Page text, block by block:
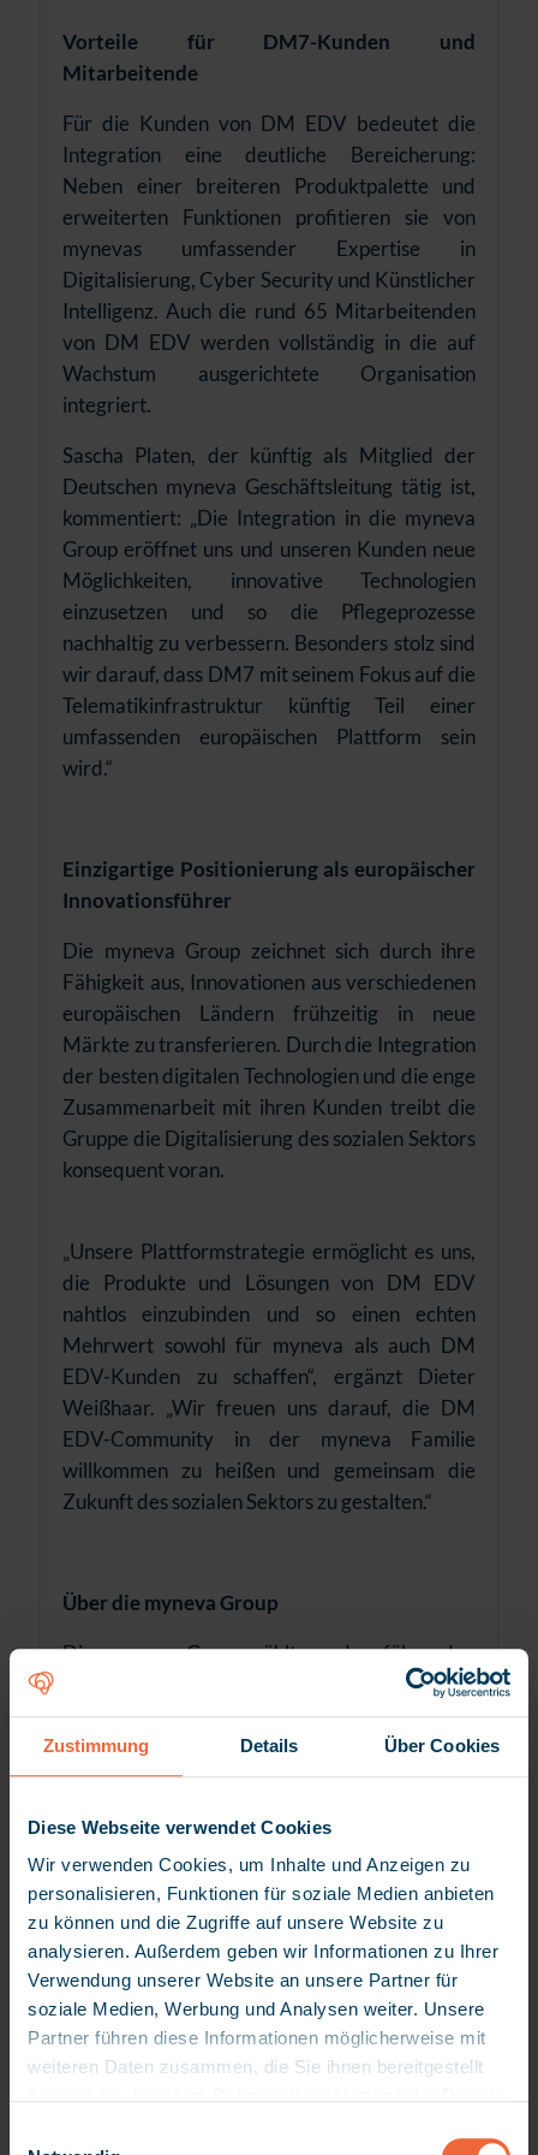
Zustimmung Details Über Cookies
Diese Webseite verwendet Cookies
Wir verwenden Cookies, um Inhalte und Anzeigen zu
personalisieren, Funktionen für soziale Medien anbieten
zu können und die Zugriffe auf unsere Website zu
analysieren. Außerdem geben wir Informationen zu Ihrer
Verwendung unserer Website an unsere Partner für
soziale Medien, Werbung und Analysen weiter. Unsere
Partner führen diese Informationen möglicherweise mit
weiteren Daten zusammen, die Sie ihnen bereitgestellt
Vorteile für DM7-Kunden und
Mitarbeitende
Für die Kunden von DM EDV bedeutet die
Integration eine deutliche Bereicherung:
Neben einer breiteren Produktpalette und
erweiterten Funktionen profitieren sie von
mynevas umfassender Expertise in
Digitalisierung, Cyber Security und Künstlicher
Intelligenz. Auch die rund 65 Mitarbeitenden
von DM EDV werden vollständig in die auf
Wachstum ausgerichtete Organisation
integriert.
Sascha Platen, der künftig als Mitglied der
Deutschen myneva Geschäftsleitung tätig ist,
kommentiert: „Die Integration in die myneva
Group eröffnet uns und unseren Kunden neue
Möglichkeiten, innovative Technologien
einzusetzen und so die Pflegeprozesse
nachhaltig zu verbessern. Besonders stolz sind
wir darauf, dass DM7 mit seinem Fokus auf die
Telematikinfrastruktur künftig Teil einer
umfassenden europäischen Plattform sein
wird.“
Einzigartige Positionierung als europäischer
Innovationsführer
Die myneva Group zeichnet sich durch ihre
Fähigkeit aus, Innovationen aus verschiedenen
europäischen Ländern frühzeitig in neue
Märkte zu transferieren. Durch die Integration
der besten digitalen Technologien und die enge
Zusammenarbeit mit ihren Kunden treibt die
Gruppe die Digitalisierung des sozialen Sektors
konsequent voran.
„Unsere Plattformstrategie ermöglicht es uns,
die Produkte und Lösungen von DM EDV
nahtlos einzubinden und so einen echten
Mehrwert sowohl für myneva als auch DM
EDV-Kunden zu schaffen“, ergänzt Dieter
Weißhaar. „Wir freuen uns darauf, die DM
EDV-Community in der myneva Familie
willkommen zu heißen und gemeinsam die
Zukunft des sozialen Sektors zu gestalten.“
Über die myneva Group
Die myneva Group zählt zu den führenden
europäischen Softwareanbietern im
Sozialbereich mit einem klaren Fokus auf
Digitalisierung und Innovation. Mit Hauptsitz in
Essen und über 300 Mitarbeiterinnen und
myneva einen breiten Kundenstamm von mehr
als 4.800 Institutionen und 1,5 Millionen
Klientinnen und Klienten in acht europäischen
Ländern.
Getragen von starken Werten wie Vertrauen,
Wertschätzung und Verantwortung, deckt
myneva sämtliche Bereiche des Sozialwesens
ab – von der Altenpflege über die
Jugendhilfe sowie Sozialhilfe – und spiegelt das